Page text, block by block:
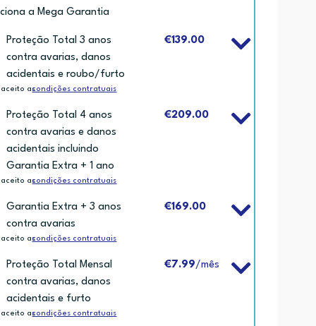
a Mega Garantia
Proteção Total 3 anos
contra avarias, danos
acidentais e roubo/furto
€139.00
aceito ascondições contratuais
Proteção Total 4 anos
contra avarias e danos
acidentais incluindo
Garantia Extra + 1 ano
€209.00
aceito ascondições contratuais
Garantia Extra + 3 anos
contra avarias
€169.00
aceito ascondições contratuais
Proteção Total Mensal
contra avarias, danos
acidentais e furto
€7.99/mês
aceito ascondições contratuais